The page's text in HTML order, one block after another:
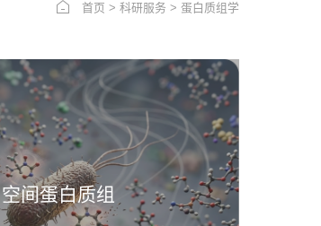
首页 > 科研服务 > 蛋白质组学
空间蛋白质组